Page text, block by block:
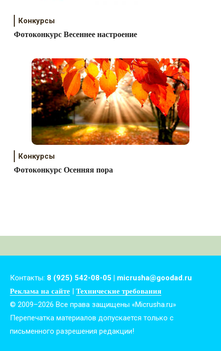
Конкурсы
Фотоконкурс Весеннее настроение
Конкурсы
Фотоконкурс Осенняя пора
Контакты: 8 (925) 542-08-05 | micrusha@goodad.ru
Реклама на сайте | Технические требования
© 2009–2026 Все права защищены «Micrusha.ru»
Перепечатка материалов допускается только с
письменного разрешения редакции!